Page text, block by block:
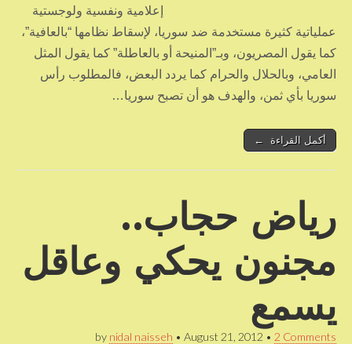
إعلامية ونفسية ولوجستية
عملياتية كثيرة مستخدمة ضد سوريا، لإسقاط نظامها “بالعافية”،
كما يقول المصريون، وبـ”المنيحة أو بالعاطلة” كما يقول المثل
العامي، وبالحلال والحرام كما يردد البعض، فالمطلوب رأس
سوريا بأي ثمن، والهدف هو أن تصبح سوريا…
أكمل القراءة ←
رياض حجاب..
مجنون يحكي وعاقل
يسمع
by nidal naisseh • August 21, 2012 • 2 Comments